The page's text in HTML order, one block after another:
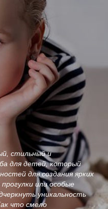
стильный и
для детей, который
для создания ярких
или особые
уникальность
что смело